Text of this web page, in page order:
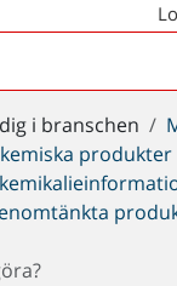
i branschen
produkter